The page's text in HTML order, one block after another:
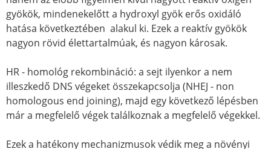
gyökök, mindenekelőtt a hydroxyl gyök erős oxidáló
hatása következtében alakul ki. Ezek a reaktív gyökök
nagyon rövid élettartalmúak, és nagyon károsak.
HR - homológ rekombináció: a sejt ilyenkor a nem
illeszkedő DNS végeket összekapcsolja (NHEJ - non
homologous end joining), majd egy következő lépésben
már a megfelelő végek találkoznak a megfelelő végekkel.
Ezek a hatékony mechanizmusok védik meg a növényi